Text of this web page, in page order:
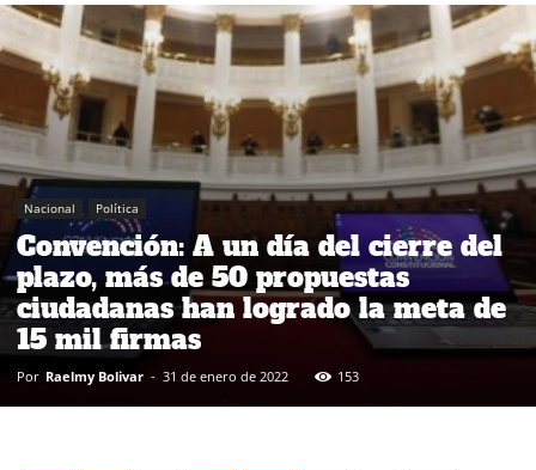
Nacional Política
Convención: A un día del cierre del
plazo, más de 50 propuestas
ciudadanas han logrado la meta de
15 mil firmas
Por Raelmy Bolivar - 31 de enero de 2022 153